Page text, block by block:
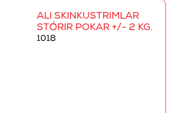
ALI SKINKUSTRIMLAR
STÓRIR POKAR +/- 2 KG.
1018